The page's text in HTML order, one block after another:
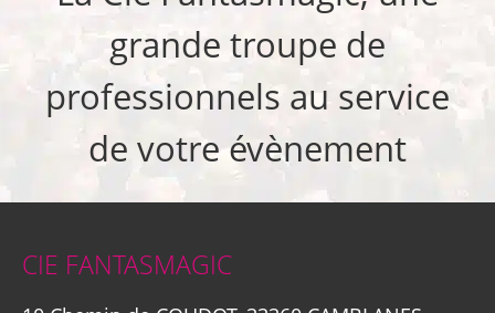
grande troupe de
professionnels au service
de votre évènement
CIE FANTASMAGIC